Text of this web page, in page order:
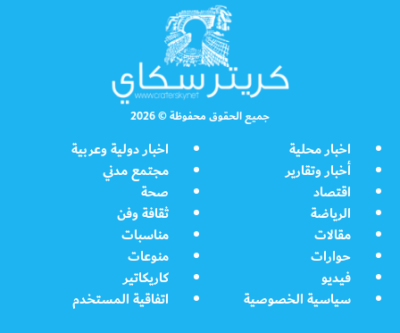
جميع الحقوق محفوظة © 2026
اخبار محلية
اخبار دولية وعربية
أخبار وتقارير
مجتمع مدني
اقتصاد
صحة
الرياضة
ثقافة وفن
مقالات
مناسبات
حوارات
منوعات
فيديو
كاريكاتير
سياسية الخصوصية
اتفاقية المستخدم